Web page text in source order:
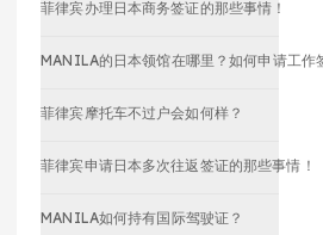
菲律宾办理日本商务签证的那些事情！
MANILA的日本领馆在哪里？如何申请工作
菲律宾摩托车不过户会如何样？
菲律宾申请日本多次往返签证的那些事情！
MANILA如何持有国际驾驶证？